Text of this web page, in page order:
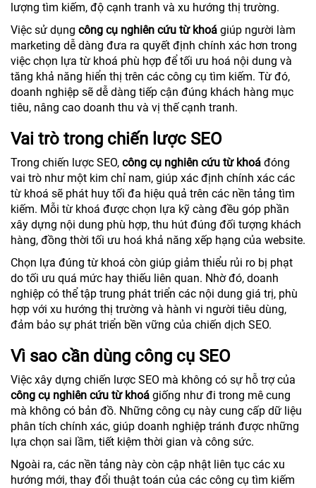
lượng tìm kiếm, độ cạnh tranh và xu hướng thị trường.
Việc sử dụng công cụ nghiên cứu từ khoá giúp người làm
marketing dễ dàng đưa ra quyết định chính xác hơn trong
việc chọn lựa từ khoá phù hợp để tối ưu hoá nội dung và
tăng khả năng hiển thị trên các công cụ tìm kiếm. Từ đó,
doanh nghiệp sẽ dễ dàng tiếp cận đúng khách hàng mục
tiêu, nâng cao doanh thu và vị thế cạnh tranh.
Vai trò trong chiến lược SEO
Trong chiến lược SEO, công cụ nghiên cứu từ khoá đóng
vai trò như một kim chỉ nam, giúp xác định chính xác các
từ khoá sẽ phát huy tối đa hiệu quả trên các nền tảng tìm
kiếm. Mỗi từ khoá được chọn lựa kỹ càng đều góp phần
xây dựng nội dung phù hợp, thu hút đúng đối tượng khách
hàng, đồng thời tối ưu hoá khả năng xếp hạng của website.
Chọn lựa đúng từ khoá còn giúp giảm thiểu rủi ro bị phạt
do tối ưu quá mức hay thiếu liên quan. Nhờ đó, doanh
nghiệp có thể tập trung phát triển các nội dung giá trị, phù
hợp với xu hướng thị trường và hành vi người tiêu dùng,
đảm bảo sự phát triển bền vững của chiến dịch SEO.
Vì sao cần dùng công cụ SEO
Việc xây dựng chiến lược SEO mà không có sự hỗ trợ của
công cụ nghiên cứu từ khoá giống như đi trong mê cung
mà không có bản đồ. Những công cụ này cung cấp dữ liệu
phân tích chính xác, giúp doanh nghiệp tránh được những
lựa chọn sai lầm, tiết kiệm thời gian và công sức.
Ngoài ra, các nền tảng này còn cập nhật liên tục các xu
hướng mới, thay đổi thuật toán của các công cụ tìm kiếm